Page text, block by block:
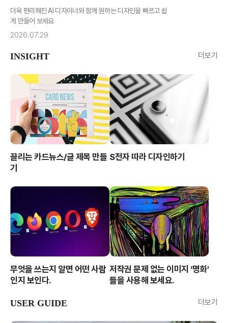
더욱 편리해진 AI 디자이너와 함께 원하는 디자인을 빠르고 쉽
게 만들어 보세요
2026.07.29
INSIGHT 더보기
끌리는 카드뉴스/글 제목 만들
기
S전자 따라 디자인하기
무엇을 쓰는지 알면 어떤 사람
인지 보인다.
저작권 문제 없는 이미지 ‘명화’
들을 사용해 보세요.
USER GUIDE 더보기